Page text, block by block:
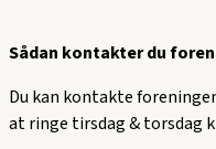
Sådan kontakter du
Du kan kontakte
at ringe tirsdag & torsdag